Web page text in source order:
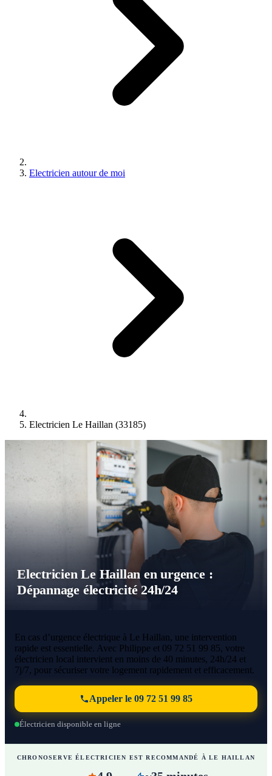
Electricien autour de moi
Electricien Le Haillan (33185)
Electricien Le Haillan en urgence :
Dépannage électricité 24h/24
En cas d’urgence électrique à Le Haillan, une intervention
rapide est essentielle. Avec Philippe et 09 72 51 99 85, votre
électricien local intervient en moins de 40 minutes, 24h/24 et
7j/7, pour sécuriser votre logement rapidement et efficacement.
Appeler le 09 72 51 99 85
Électricien disponible en ligne
CHRONOSERVE ÉLECTRICIEN EST RECOMMANDÉ À LE HAILLAN